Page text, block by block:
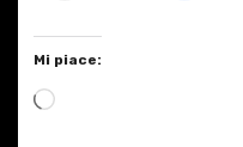
Mi piace:
C